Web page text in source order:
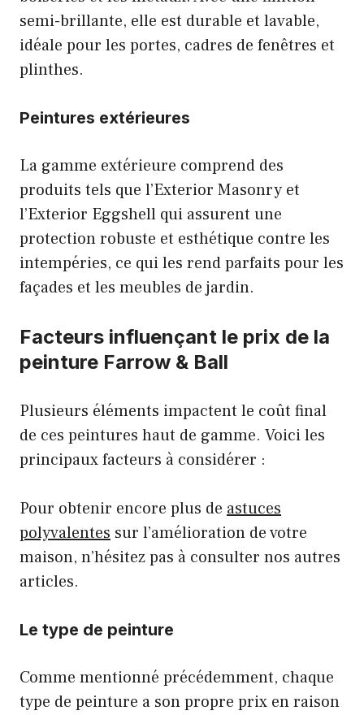
semi-brillante, elle est durable et lavable,
idéale pour les portes, cadres de fenêtres et
plinthes.
Peintures extérieures
La gamme extérieure comprend des
produits tels que l’Exterior Masonry et
l’Exterior Eggshell qui assurent une
protection robuste et esthétique contre les
intempéries, ce qui les rend parfaits pour les
façades et les meubles de jardin.
Facteurs influençant le prix de la
peinture Farrow & Ball
Plusieurs éléments impactent le coût final
de ces peintures haut de gamme. Voici les
principaux facteurs à considérer :
Pour obtenir encore plus de astuces
polyvalentes sur l’amélioration de votre
maison, n’hésitez pas à consulter nos autres
articles.
Le type de peinture
Comme mentionné précédemment, chaque
type de peinture a son propre prix en raison